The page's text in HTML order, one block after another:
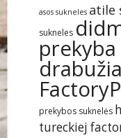
asos sukneles atile
sukneles
prekybos suknelės
tureckiej